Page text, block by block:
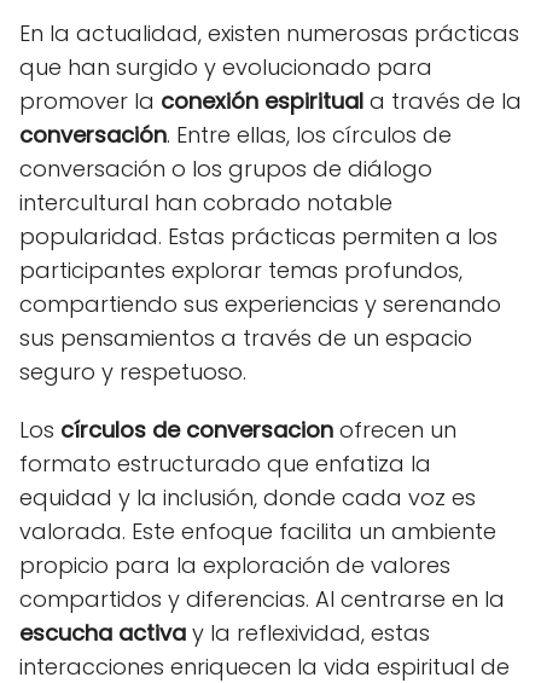
En la actualidad, existen numerosas prácticas
que han surgido y evolucionado para
promover la conexión espiritual a través de la
conversación. Entre ellas, los círculos de
conversación o los grupos de diálogo
intercultural han cobrado notable
popularidad. Estas prácticas permiten a los
participantes explorar temas profundos,
compartiendo sus experiencias y serenando
sus pensamientos a través de un espacio
seguro y respetuoso.
Los círculos de conversacion ofrecen un
formato estructurado que enfatiza la
equidad y la inclusión, donde cada voz es
valorada. Este enfoque facilita un ambiente
propicio para la exploración de valores
compartidos y diferencias. Al centrarse en la
escucha activa y la reflexividad, estas
interacciones enriquecen la vida espiritual de